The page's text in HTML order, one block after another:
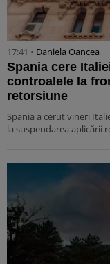
17:41 • Daniela Oancea
Spania cere
controalele la
retorsiune
Spania a cerut vineri
la suspendarea aplicării